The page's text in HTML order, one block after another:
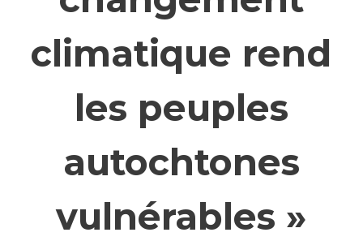
climatique rend
les peuples
autochtones
vulnérables »